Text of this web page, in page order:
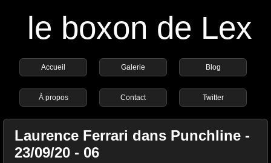
le boxon de Lex
Accueil Galerie Blog
À propos Contact Twitter
Laurence Ferrari dans Punchline -
23/09/20 - 06